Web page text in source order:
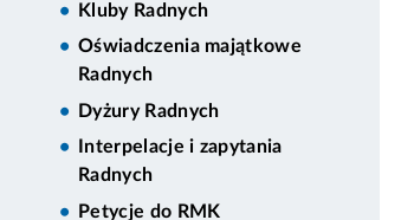
Kluby Radnych
Oświadczenia majątkowe
Radnych
Dyżury Radnych
Interpelacje i zapytania
Radnych
Petycje do RMK